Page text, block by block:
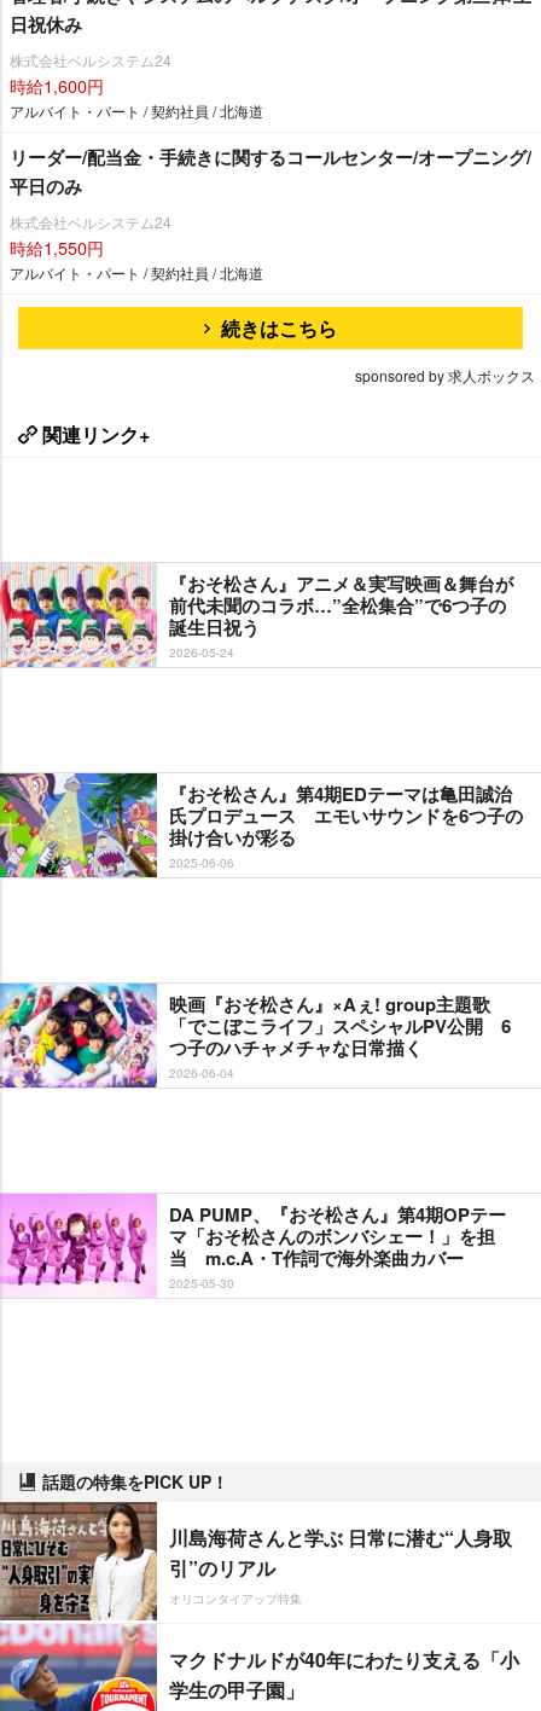
日祝休み
株式会社ベルシステム24
時給1,600円
アルバイト・パート / 契約社員 / 北海道
リーダー/配当金・手続きに関するコールセンター/オープニング/
平日のみ
株式会社ベルシステム24
時給1,550円
アルバイト・パート / 契約社員 / 北海道
続きはこちら
sponsored by 求人ボックス
関連リンク+
『おそ松さん』アニメ＆実写映画＆舞台が
前代未聞のコラボ…”全松集合”で6つ子の
誕生日祝う
2026-05-24
『おそ松さん』第4期EDテーマは亀田誠治
氏プロデュース エモいサウンドを6つ子の
掛け合いが彩る
2025-06-06
映画『おそ松さん』×Aぇ! group主題歌
「でこぼこライフ」スペシャルPV公開 6
つ子のハチャメチャな日常描く
2026-06-04
DA PUMP、『おそ松さん』第4期OPテー
マ「おそ松さんのボンバシェー！」を担
当 m.c.A・T作詞で海外楽曲カバー
2025-05-30
話題の特集をPICK UP！
川島海荷さんと学ぶ 日常に潜む“人身取
引”のリアル
オリコンタイアップ特集
マクドナルドが40年にわたり支える「小
学生の甲子園」